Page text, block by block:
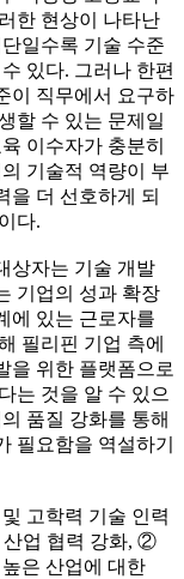
한 현상이 나타난
일수록 기술 수준
있다. 그러나 한편
이 직무에서 요구하
할 수 있는 문제일
이수자가 충분히
기술적 역량이 부
을 더 선호하게 되
다.
상자는 기술 개발
기업의 성과 확장
에 있는 근로자를
필리핀 기업 측에
을 위한 플랫폼으로
는 것을 알 수 있으
품질 강화를 통해
필요함을 역설하기
고학력 기술 인력
산업 협력 강화, ②
은 산업에 대한